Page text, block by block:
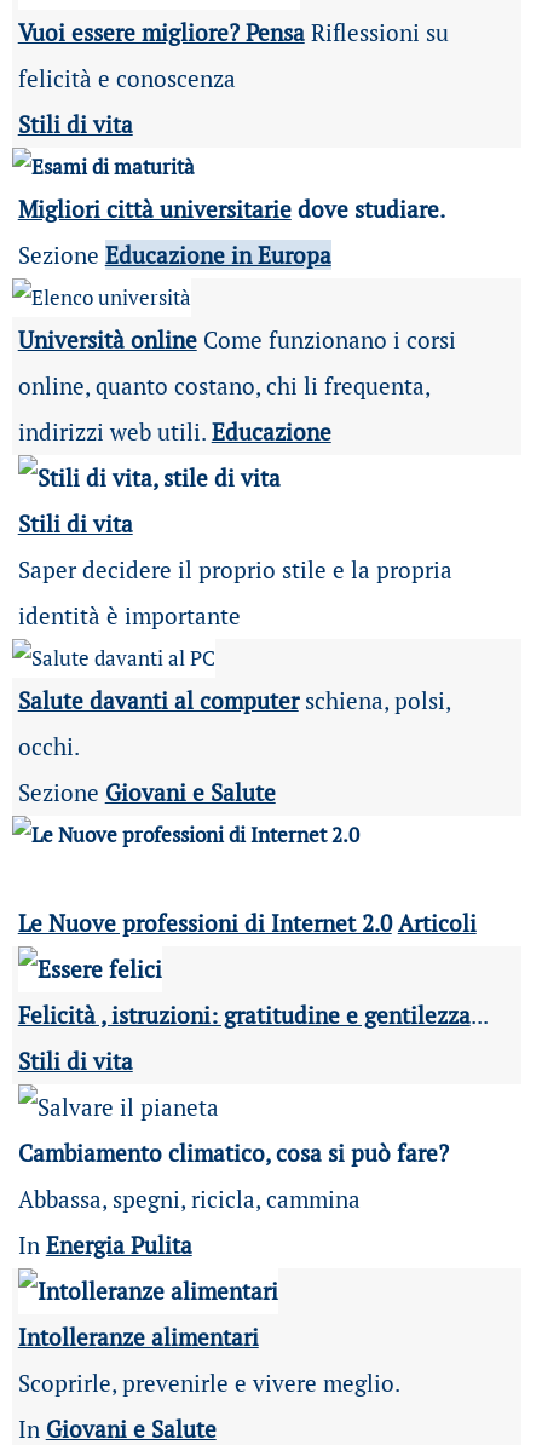
Vuoi essere migliore? PensaRiflessioni su
felicità e conoscenza
Stili di vita
Migliori città universitariedove studiare.
Sezione Educazione in Europa
Università online Come funzionano i corsi
online, quanto costano, chi li frequenta,
indirizzi web utili. Educazione
Stili di vita
Saper decidere il proprio stile e la propria
identità è importante
Salute davanti al computerschiena, polsi,
occhi.
Sezione Giovani e Salute
Le Nuove professioni di Internet 2.0 Articoli
Felicità , istruzioni: gratitudine e gentilezza...
Stili di vita
Cambiamento climatico, cosa si può fare?
Abbassa, spegni, ricicla, cammina
In Energia Pulita
Intolleranze alimentari
Scoprirle, prevenirle e vivere meglio.
In Giovani e Salute